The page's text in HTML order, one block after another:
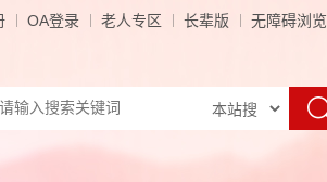
OA登录 老人专区 长辈版 无障碍浏览